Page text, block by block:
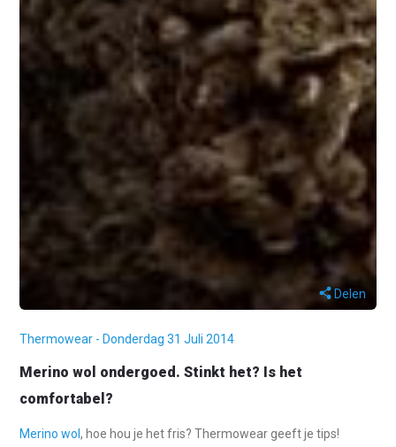
Delen
Thermowear - Donderdag 31 Juli 2014
Merino wol ondergoed. Stinkt het? Is het
comfortabel?
Merino wol, hoe hou je het fris? Thermowear geeft je tips!